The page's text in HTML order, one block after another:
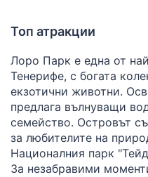
Топ атракции
Лоро Парк е една от
Тенерифе, с богата
екзотични животни.
предлага вълнуващи
семейство. Островът
за любителите на
Националния парк
За незабравими